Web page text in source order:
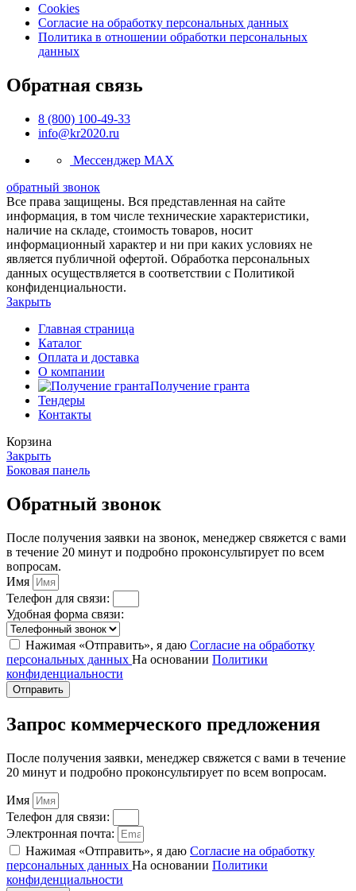
Cookies
Согласие на обработку персональных данных
Политика в отношении обработки персональных
данных
Обратная связь
8 (800) 100-49-33
info@kr2020.ru
Мессенджер MAX
обратный звонок
Все права защищены. Вся представленная на сайте
информация, в том числе технические характеристики,
наличие на складе, стоимость товаров, носит
информационный характер и ни при каких условиях не
является публичной офертой. Обработка персональных
данных осуществляется в соответствии с Политикой
конфиденциальности.
Закрыть
Главная страница
Каталог
Оплата и доставка
О компании
Получение гранта
Тендеры
Контакты
Корзина
Закрыть
Боковая панель
Обратный звонок
После получения заявки на звонок, менеджер свяжется с вами
в течение 20 минут и подробно проконсультирует по всем
вопросам.
Имя
Телефон для связи:
Удобная форма связи:
Нажимая «Отправить», я даю Согласие на обработку
персональных данных На основании Политики
конфиденциальности
Отправить
Запрос коммерческого предложения
После получения заявки, менеджер свяжется с вами в течение
20 минут и подробно проконсультирует по всем вопросам.
Имя
Телефон для связи:
Электронная почта:
Нажимая «Отправить», я даю Согласие на обработку
персональных данных На основании Политики
конфиденциальности